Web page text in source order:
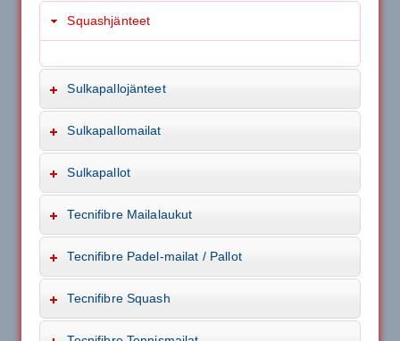
Squashjänteet
Sulkapallojänteet
Sulkapallomailat
Sulkapallot
Tecnifibre Mailalaukut
Tecnifibre Padel-mailat / Pallot
Tecnifibre Squash